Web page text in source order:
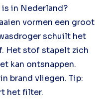
is in Nederland?
vormen een groot
schuilt het
Het stof stapelt zich
kan ontsnappen.
brand vliegen. Tip:
het filter.